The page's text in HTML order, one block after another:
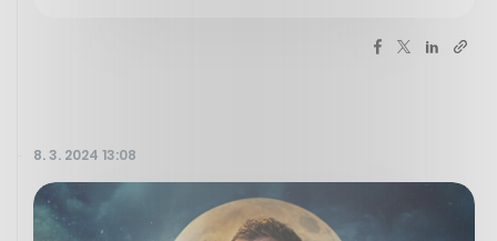
8. 3. 2024 13:08